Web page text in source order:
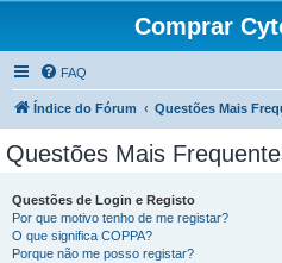
Comprar
FAQ
Índice do Fórum Questões Mais
Questões Mais
Questões de Login e Registo
Por que motivo tenho de me registar?
O que significa COPPA?
Porque não me posso registar?